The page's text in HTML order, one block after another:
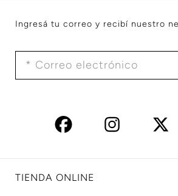
Ingresá tu correo y recibí nuestro
TIENDA ONLINE